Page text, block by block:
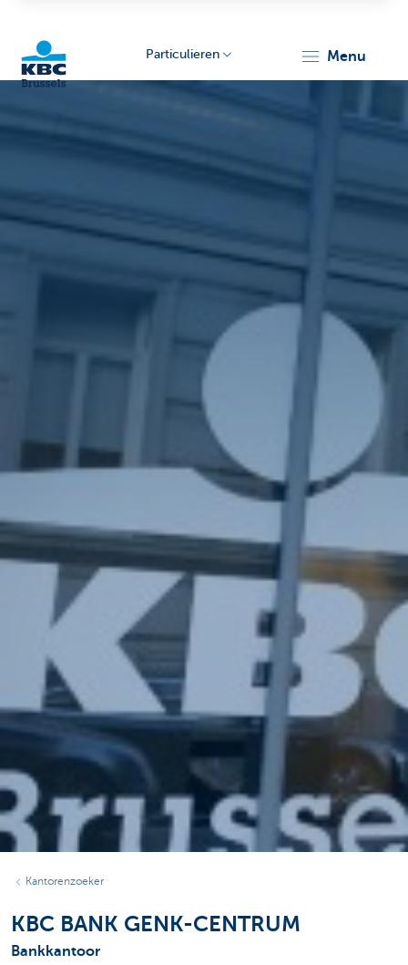
Particulieren menu
Kantorenzoeker
KBC BANK GENK-CENTRUM
Bankkantoor